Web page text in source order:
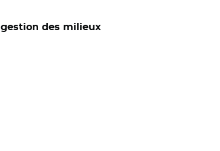
gestion des milieux